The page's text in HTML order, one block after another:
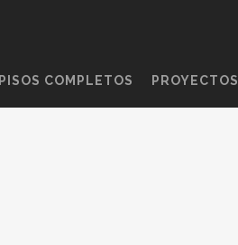
PISOS COMPLETOS PROYECTOS